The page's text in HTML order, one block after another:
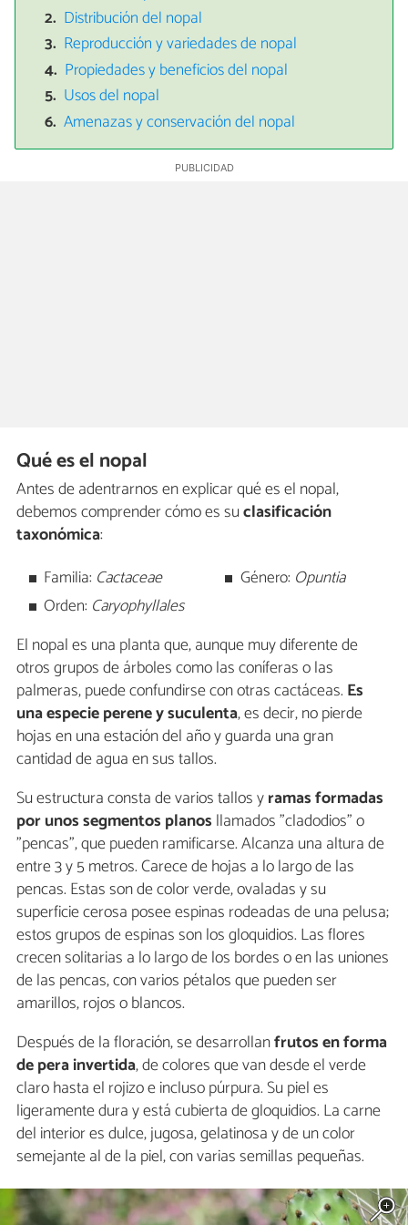
Distribución del nopal
Reproducción y variedades de nopal
Propiedades y beneficios del nopal
Usos del nopal
Amenazas y conservación del nopal
Qué es el nopal
Antes de adentrarnos en explicar qué es el nopal,
debemos comprender cómo es suclasificación
taxonómica:
Familia: Cactaceae
Orden: Caryophyllales
Género: Opuntia
El nopal es una planta que, aunque muy diferente de
otros grupos de árboles como las coníferas o las
palmeras, puede confundirse con otras cactáceas. Es
una especie perene y suculenta, es decir, no pierde
hojas en una estación del año y guarda una gran
cantidad de agua en sus tallos.
Su estructura consta de varios tallos yramas formadas
por unos segmentos planos llamados "cladodios" o
"pencas", que pueden ramificarse. Alcanza una altura de
entre 3 y 5 metros. Carece de hojas a lo largo de las
pencas. Estas son de color verde, ovaladas y su
superficie cerosa posee espinas rodeadas de una pelusa;
estos grupos de espinas son los gloquidios. Las flores
crecen solitarias a lo largo de los bordes o en las uniones
de las pencas, con varios pétalos que pueden ser
amarillos, rojos o blancos.
Después de la floración, se desarrollanfrutos en forma
de pera invertida, de colores que van desde el verde
claro hasta el rojizo e incluso púrpura. Su piel es
ligeramente dura y está cubierta de gloquidios. La carne
del interior es dulce, jugosa, gelatinosa y de un color
semejante al de la piel, con varias semillas pequeñas.